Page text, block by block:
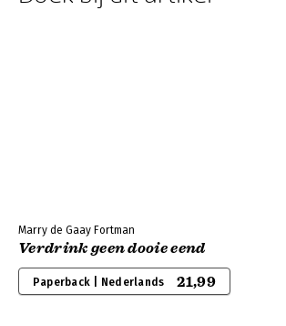
Marry de Gaay Fortman
Verdrink geen dooie eend
Paperback | Nederlands 21,99